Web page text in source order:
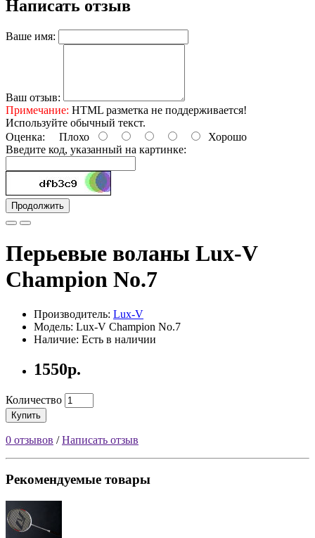
Написать отзыв
Ваше имя:
Ваш отзыв:
Примечание: HTML разметка не поддерживается!
Используйте обычный текст.
Оценка: Плохо
Хорошо
Введите код, указанный на картинке:
Продолжить
Перьевые воланы Lux-V
Champion No.7
Производитель: Lux-V
Модель: Lux-V Champion No.7
Наличие: Есть в наличии
1550р.
Количество
Купить
0 отзывов /Написать отзыв
Рекомендуемые товары